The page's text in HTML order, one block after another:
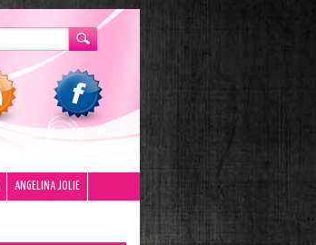
ANGELINA JOLIE